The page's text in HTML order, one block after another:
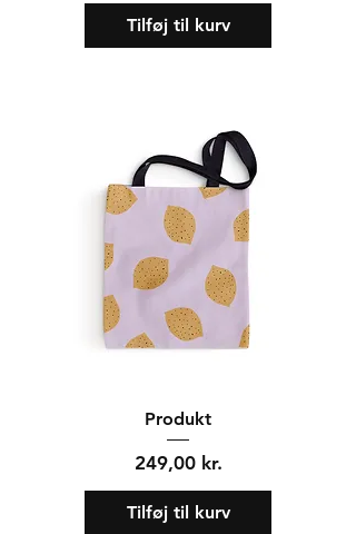
Tilføj til kurv
Produkt
Pris
249,00 kr.
Tilføj til kurv